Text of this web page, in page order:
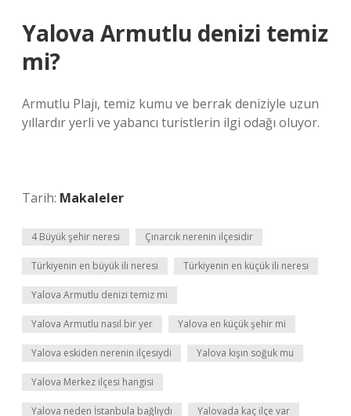
Yalova Armutlu denizi temiz
mi?
Armutlu Plajı, temiz kumu ve berrak deniziyle uzun
yıllardır yerli ve yabancı turistlerin ilgi odağı oluyor.
Tarih: Makaleler
4 Büyük şehir neresi Çınarcık nerenin ilçesidir
Türkiyenin en büyük ili neresi Türkiyenin en küçük ili neresi
Yalova Armutlu denizi temiz mi
Yalova Armutlu nasıl bir yer Yalova en küçük şehir mi
Yalova eskiden nerenin ilçesiydi Yalova kışın soğuk mu
Yalova Merkez ilçesi hangisi
Yalova neden İstanbula bağlıydı Yalovada kaç ilçe var